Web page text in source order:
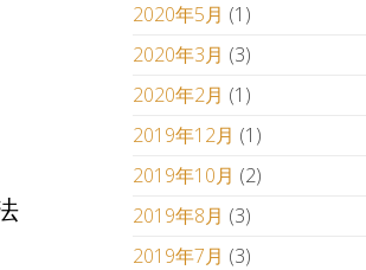
2020年5月 (1)
2020年3月 (3)
2020年2月 (1)
2019年12月 (1)
2019年10月 (2)
2019年8月 (3)
2019年7月 (3)